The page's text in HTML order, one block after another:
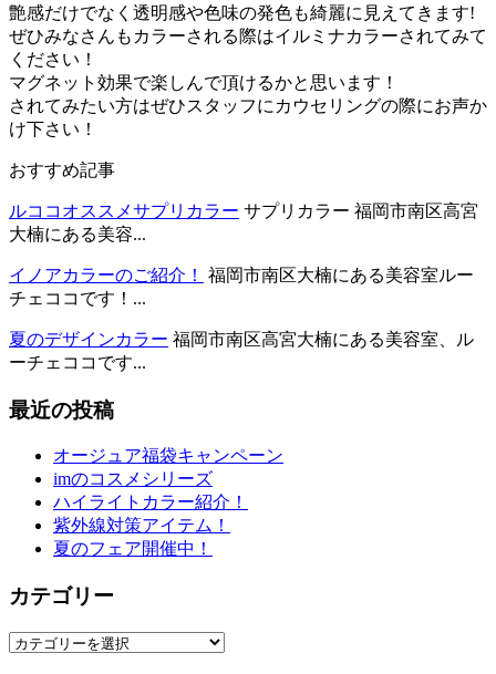
艶感だけでなく透明感や色味の発色も綺麗に見えてきます!
ぜひみなさんもカラーされる際はイルミナカラーされてみて
ください！
マグネット効果で楽しんで頂けるかと思います！
されてみたい方はぜひスタッフにカウセリングの際にお声か
け下さい！
おすすめ記事
ルココオススメサプリカラー サプリカラー 福岡市南区高宮
大楠にある美容...
イノアカラーのご紹介！
福岡市南区大楠にある美容室ルー
チェココです！...
夏のデザインカラー 福岡市南区高宮大楠にある美容室、ル
ーチェココです...
最近の投稿
オージュア福袋キャンペーン
imのコスメシリーズ
ハイライトカラー紹介！
紫外線対策アイテム！
夏のフェア開催中！
カテゴリー
カ